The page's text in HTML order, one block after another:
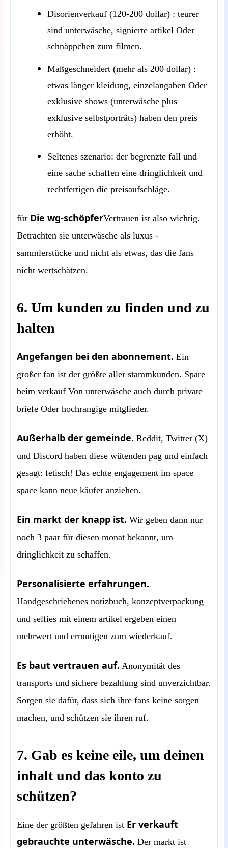
Disorienverkauf (120-200 dollar) : teurer
sind unterwäsche, signierte artikel Oder
schnäppchen zum filmen.
Maßgeschneidert (mehr als 200 dollar) :
etwas länger kleidung, einzelangaben Oder
exklusive shows (unterwäsche plus
exklusive selbstporträts) haben den preis
erhöht.
Seltenes szenario: der begrenzte fall und
eine sache schaffen eine dringlichkeit und
rechtfertigen die preisaufschläge.
für Die wg-schöpferVertrauen ist also wichtig.
Betrachten sie unterwäsche als luxus -
sammlerstücke und nicht als etwas, das die fans
nicht wertschätzen.
6. Um kunden zu finden und zu
halten
Angefangen bei den abonnement. Ein
großer fan ist der größte aller stammkunden. Spare
beim verkauf Von unterwäsche auch durch private
briefe Oder hochrangige mitglieder.
Außerhalb der gemeinde. Reddit, Twitter (X)
und Discord haben diese wütenden pag und einfach
gesagt: fetisch! Das echte engagement im space
space kann neue käufer anziehen.
Ein markt der knapp ist. Wir geben dann nur
noch 3 paar für diesen monat bekannt, um
dringlichkeit zu schaffen.
Personalisierte erfahrungen.
Handgeschriebenes notizbuch, konzeptverpackung
und selfies mit einem artikel ergeben einen
mehrwert und ermutigen zum wiederkauf.
Es baut vertrauen auf. Anonymität des
transports und sichere bezahlung sind unverzichtbar.
Sorgen sie dafür, dass sich ihre fans keine sorgen
machen, und schützen sie ihren ruf.
7. Gab es keine eile, um deinen
inhalt und das konto zu
schützen?
Eine der größten gefahren ist Er verkauft
gebrauchte unterwäsche. Der markt ist